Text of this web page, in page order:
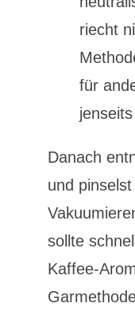
riecht
für
Danach
und
sollte
Kaffee-